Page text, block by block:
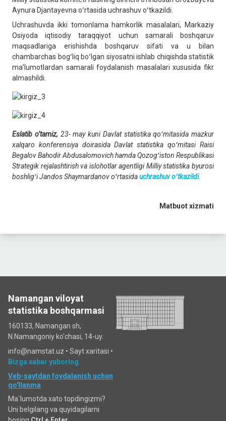
Aynura Djantayevna oʻrtasida uchrashuv oʻtkazildi.
Uchrashuvda ikki tomonlama hamkorlik masalalari, Markaziy
Osiyoda iqtisodiy taraqqiyot uchun samarali boshqaruv
maqsadlariga erishishda boshqaruv sifati va u bilan
chambarchas bogʻliq boʻlgan siyosatni ishlab chiqishda statistik
ma’lumotlardan samarali foydalanish masalalari xususida fikr
almashildi.
Eslatib o’tamiz, 23- may kuni Davlat statistika qoʻmitasida mazkur
xalqaro konferensiya doirasida Davlat statistika qoʻmitasi Raisi
Begalov Bahodir Abdusalomovich hamda Qozogʻiston Respublikasi
Strategik rejalashtirish va islohotlar agentligi Milliy statistika byurosi
boshligʻi Jandos Shaymardanov oʻrtasidauchrashuv oʻtkazildi.
Matbuot xizmati
Namangan viloyat
statistika boshqarmasi
160133, Namangan sh,
N.Namangoniy ko'chasi, 14-uy.
info@namstat.uz • Sayt xaritasi •
Bizga xabar yuboring
Veb-saytdan foydalanish uchun
qo'llanma
Ma`lumotda xato topdingizmi?
Uni belgilang va quyidagilarni